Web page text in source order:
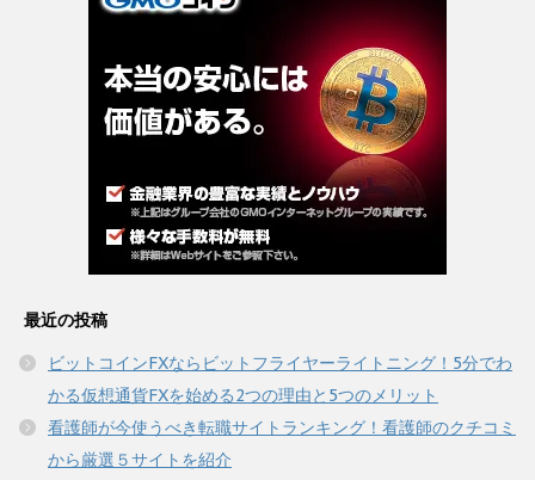
最近の投稿
ビットコインFXならビットフライヤーライトニング！5分でわ
かる仮想通貨FXを始める2つの理由と5つのメリット
看護師が今使うべき転職サイトランキング！看護師のクチコミ
から厳選５サイトを紹介